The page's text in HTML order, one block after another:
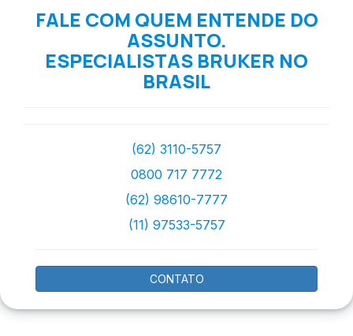
FALE COM QUEM ENTENDE DO
ASSUNTO.
ESPECIALISTAS BRUKER NO
BRASIL
(62) 3110-5757
0800 717 7772
(62) 98610-7777
(11) 97533-5757
CONTATO